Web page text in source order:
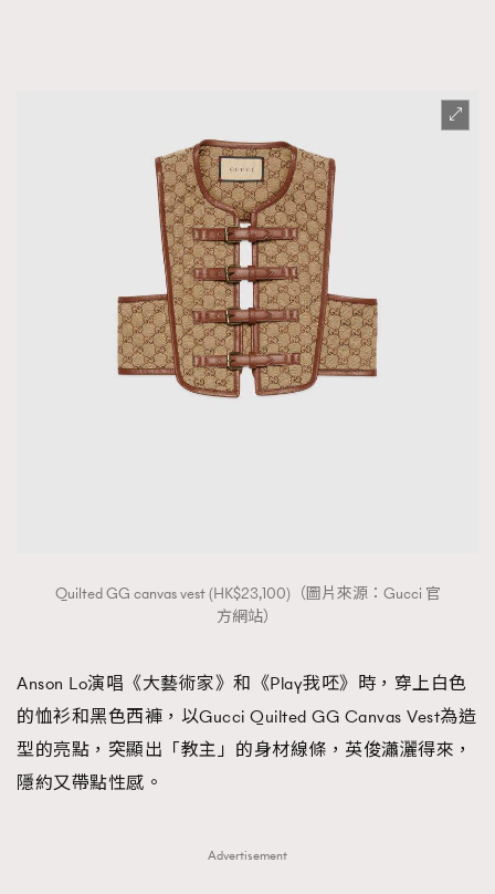
Quilted GG canvas vest (HK$23,100)（圖片來源：Gucci 官
方網站）
Anson Lo演唱《大藝術家》和《Play我呸》時，穿上白色
的恤衫和黑色西褲，以Gucci Quilted GG Canvas Vest為造
型的亮點，突顯出「教主」的身材線條，英俊瀟灑得來，
隱約又帶點性感。
Advertisement